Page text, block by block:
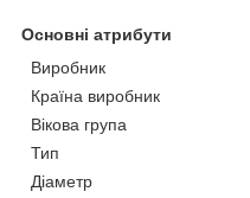
Основні атрибути
Виробник
Країна виробник
Вікова група
Тип
Діаметр